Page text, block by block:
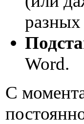
разных
Word.
С